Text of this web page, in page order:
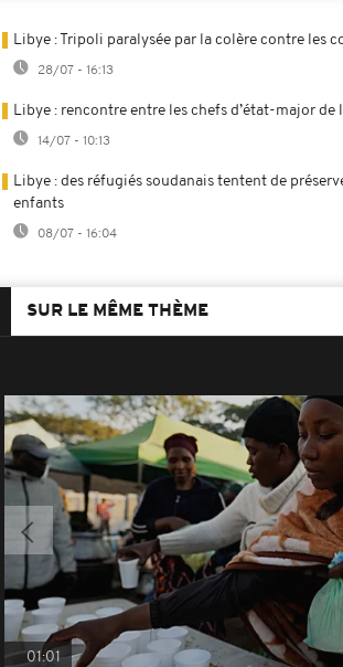
Libye : Tripoli paralysée par la colère contre les
28/07 - 16:13
Libye : rencontre entre les chefs d’état-major de
14/07 - 10:13
Libye : des réfugiés soudanais tentent de
enfants
08/07 - 16:04
SUR LE MÊME THÈME
01:01